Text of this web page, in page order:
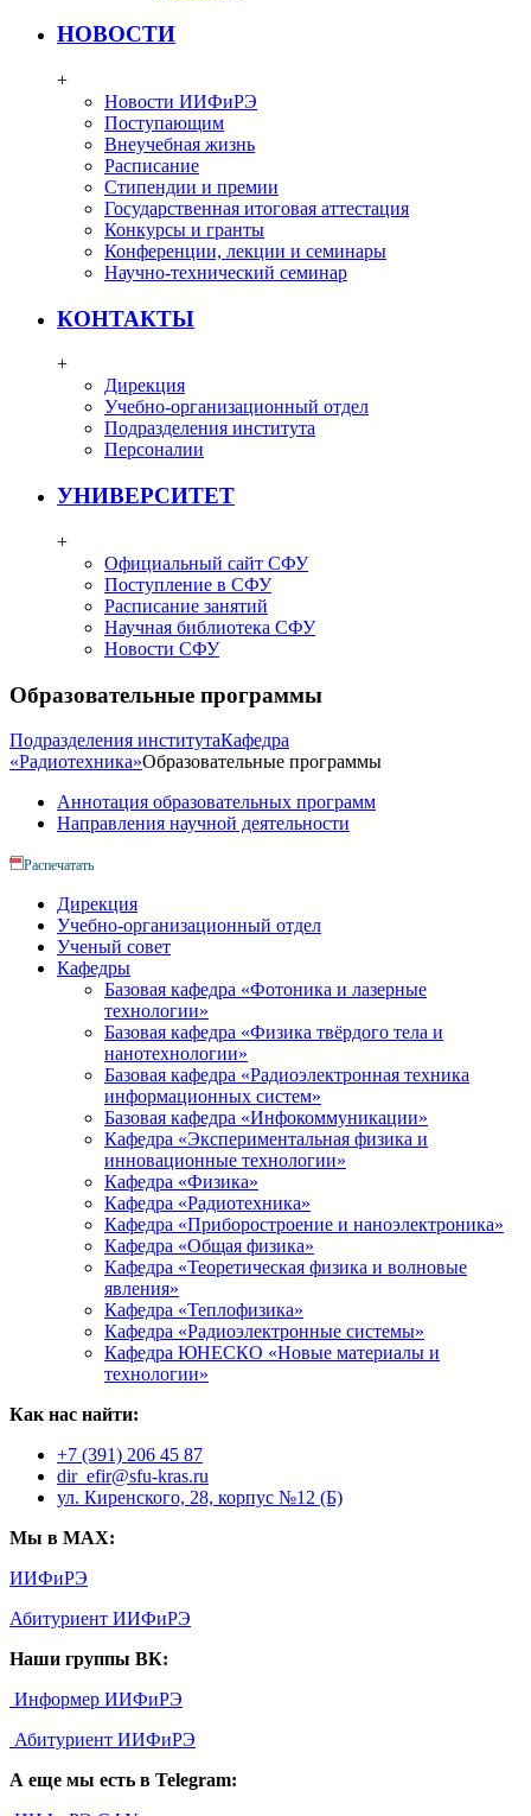
НОВОСТИ
+
Новости ИИФиРЭ
Поступающим
Внеучебная жизнь
Расписание
Стипендии и премии
Государственная итоговая аттестация
Конкурсы и гранты
Конференции, лекции и семинары
Научно-технический семинар
КОНТАКТЫ
+
Дирекция
Учебно-организационный отдел
Подразделения института
Персоналии
УНИВЕРСИТЕТ
+
Официальный сайт СФУ
Поступление в СФУ
Расписание занятий
Научная библиотека СФУ
Новости СФУ
Образовательные программы
Подразделения институтаКафедра
«Радиотехника»Образовательные программы
Аннотация образовательных программ
Направления научной деятельности
Распечатать
Дирекция
Учебно-организационный отдел
Ученый совет
Кафедры
Базовая кафедра «Фотоника и лазерные
технологии»
Базовая кафедра «Физика твёрдого тела и
нанотехнологии»
Базовая кафедра «Радиоэлектронная техника
информационных систем»
Базовая кафедра «Инфокоммуникации»
Кафедра «Экспериментальная физика и
инновационные технологии»
Кафедра «Физика»
Кафедра «Радиотехника»
Кафедра «Приборостроение и наноэлектроника»
Кафедра «Общая физика»
Кафедра «Теоретическая физика и волновые
явления»
Кафедра «Теплофизика»
Кафедра «Радиоэлектронные системы»
Кафедра ЮНЕСКО «Новые материалы и
технологии»
Как нас найти:
+7 (391) 206 45 87
dir_efir@sfu-kras.ru
ул. Киренского, 28, корпус №12 (Б)
Мы в MAX:
ИИФиРЭ
Абитуриент ИИФиРЭ
Наши группы ВК:
Информер ИИФиРЭ
Абитуриент ИИФиРЭ
А еще мы есть в Telegram: